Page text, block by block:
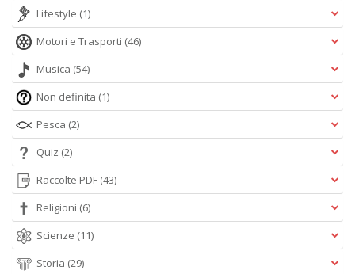
Lifestyle (1)
Motori e Trasporti (46)
Musica (54)
Non definita (1)
Pesca (2)
Quiz (2)
Raccolte PDF (43)
Religioni (6)
Scienze (11)
Storia (29)